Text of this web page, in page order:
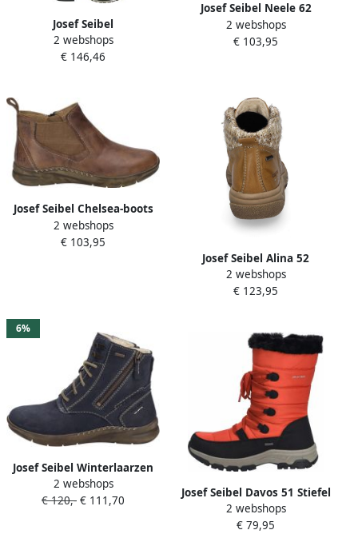
Josef Seibel
CHIARA~01~XL~SCHACHT~~~~~~~~~~
Lange laarzenDames
2 webshops
€ 146,46
Josef Seibel Neele 62
Stiefelette für Damen Blau
2 webshops
€ 103,95
Josef Seibel Chelsea-boots
Conny 57 Instaplaars
winterlaarzen comfort
2 webshops
€ 103,95
Josef Seibel Alina 52
Stiefelette für Damen Beige
2 webshops
€ 123,95
6%
Josef Seibel Winterlaarzen
Conny 55 Winterboot
veterschoenen comfort
2 webshops
€ 120,- € 111,70
Josef Seibel Davos 51 Stiefel
für Damen Schwarz
2 webshops
€ 79,95